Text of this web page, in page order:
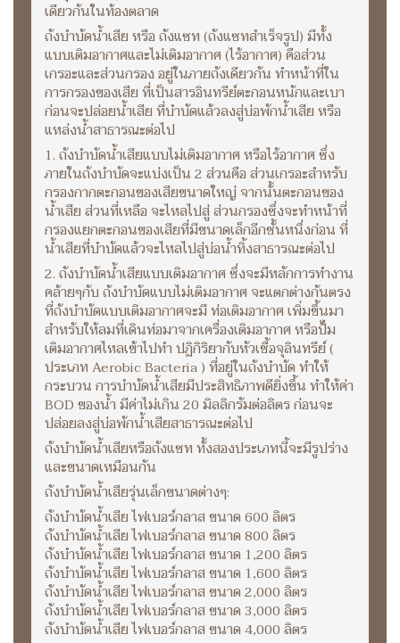
เดียวกันในท้องตลาด
ถังบำบัดน้ำเสีย หรือ ถังแซท (ถังแซทสำเร็จรูป) มีทั้ง
แบบเติมอากาศและไม่เติมอากาศ (ไร้อากาศ) คือส่วน
เกรอะและส่วนกรอง อยู่ในภายถังเดียวกัน ทำหน้าที่ใน
การกรองของเสีย ที่เป็นสารอินทรีย์ตะกอนหนักและเบา
ก่อนจะปล่อยน้ำเสีย ที่บำบัดแล้วลงสู่บ่อพักน้ำเสีย หรือ
แหล่งน้ำสาธารณะต่อไป
1. ถังบำบัดน้ำเสียแบบไม่เติมอากาศ หรือไร้อากาศ ซึ่ง
ภายในถังบำบัดจะแบ่งเป็น 2 ส่วนคือ ส่วนเกรอะสำหรับ
กรองกากตะกอนของเสียขนาดใหญ่ จากนั้นตะกอนของ
น้ำเสีย ส่วนที่เหลือ จะไหลไปสู่ ส่วนกรองซึ่งจะทำหน้าที่
กรองแยกตะกอนของเสียที่มีขนาดเล็กอีกชั้นหนึ่งก่อน ที่
น้ำเสียที่บำบัดแล้วจะไหลไปสู่บ่อน้ำทิ้งสาธารณะต่อไป
2. ถังบำบัดน้ำเสียแบบเติมอากาศ ซึ่งจะมีหลักการทำงาน
คล้ายๆกับ ถังบำบัดแบบไม่เติมอากาศ จะแตกต่างกันตรง
ที่ถังบำบัดแบบเติมอากาศจะมี ท่อเติมอากาศ เพิ่มขึ้นมา
สำหรับให้ลมที่เดินท่อมาจากเครื่องเติมอากาศ หรือปั๊ม
เติมอากาศไหลเข้าไปทำ ปฏิกิริยากับหัวเชื้อจุลินทรีย์ (
ประเภท Aerobic Bacteria ) ที่อยู่ในถังบำบัด ทำให้
กระบวน การบำบัดน้ำเสียมีประสิทธิภาพดียิ่งขึ้น ทำให้ค่า
BOD ของน้ำ มีค่าไม่เกิน 20 มิลลิกรัมต่อลิตร ก่อนจะ
ปล่อยลงสู่บ่อพักน้ำเสียสาธารณะต่อไป
ถังบำบัดน้ำเสียหรือถังแซท ทั้งสองประเภทนี้จะมีรูปร่าง
และขนาดเหมือนกัน
ถังบำบัดน้ำเสียรุ่นเล็กขนาดต่างๆ:
ถังบำบัดน้ำเสีย ไฟเบอร์กลาส ขนาด 600 ลิตร
ถังบำบัดน้ำเสีย ไฟเบอร์กลาส ขนาด 800 ลิตร
ถังบำบัดน้ำเสีย ไฟเบอร์กลาส ขนาด 1,200 ลิตร
ถังบำบัดน้ำเสีย ไฟเบอร์กลาส ขนาด 1,600 ลิตร
ถังบำบัดน้ำเสีย ไฟเบอร์กลาส ขนาด 2,000 ลิตร
ถังบำบัดน้ำเสีย ไฟเบอร์กลาส ขนาด 3,000 ลิตร
ถังบำบัดน้ำเสีย ไฟเบอร์กลาส ขนาด 4,000 ลิตร